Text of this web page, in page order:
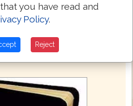
Chapter »
you have read and
Policy.
Reject